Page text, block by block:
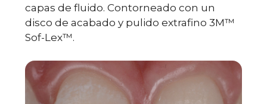
capas de fluido. Contorneado con un
disco de acabado y pulido extrafino 3M™
Sof-Lex™.